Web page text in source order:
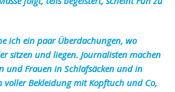
ich ein paar Überdachungen, wo
sitzen und liegen. Journalisten machen
und Frauen in Schlafsäcken und in
voller Bekleidung mit Kopftuch und Co,